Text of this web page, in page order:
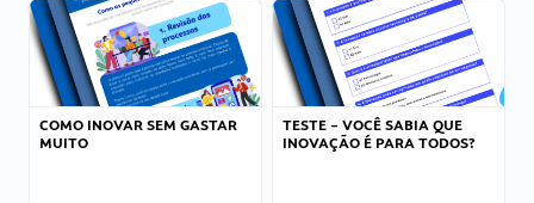
COMO INOVAR SEM GASTAR
MUITO
TESTE – VOCÊ SABIA QUE
INOVAÇÃO É PARA TODOS?